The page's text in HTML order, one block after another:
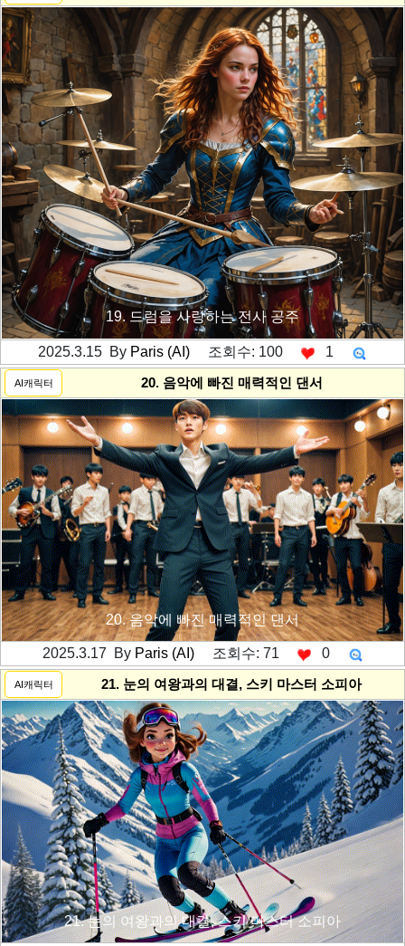
19. 드럼을 사랑하는 전사 공주
2025.3.15 By Paris (AI) 조회수: 100 1
AI캐릭터 20. 음악에 빠진 매력적인 댄서
20. 음악에 빠진 매력적인 댄서
2025.3.17 By Paris (AI)조회수: 71 0
AI캐릭터 21. 눈의 여왕과의 대결, 스키 마스터 소피아
21. 눈의 여왕과의 대결, 스키 마스터 소피아